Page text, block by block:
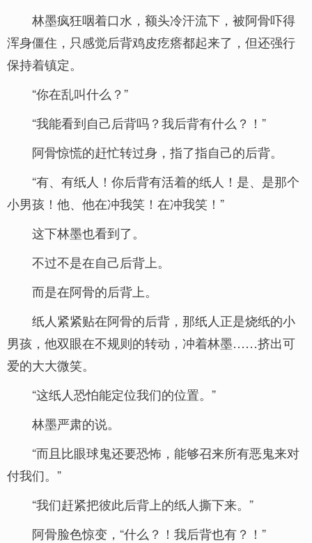
林墨疯狂咽着口水，额头冷汗流下，被阿骨吓得
浑身僵住，只感觉后背鸡皮疙瘩都起来了，但还强行
保持着镇定。
“你在乱叫什么？”
“我能看到自己后背吗？我后背有什么？！”
阿骨惊慌的赶忙转过身，指了指自己的后背。
“有、有纸人！你后背有活着的纸人！是、是那个
小男孩！他、他在冲我笑！在冲我笑！”
这下林墨也看到了。
不过不是在自己后背上。
而是在阿骨的后背上。
纸人紧紧贴在阿骨的后背，那纸人正是烧纸的小
男孩，他双眼在不规则的转动，冲着林墨……挤出可
爱的大大微笑。
“这纸人恐怕能定位我们的位置。”
林墨严肃的说。
“而且比眼球鬼还要恐怖，能够召来所有恶鬼来对
付我们。”
“我们赶紧把彼此后背上的纸人撕下来。”
阿骨脸色惊变，“什么？！我后背也有？！”